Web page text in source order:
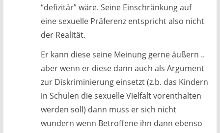
“defizitär” wäre. Seine Einschränkung auf
eine sexuelle Präferenz entspricht also nicht
der Realität.
Er kann diese seine Meinung gerne äußern ..
aber wenn er diese dann auch als Argument
zur Diskriminierung einsetzt (z.b. das Kindern
in Schulen die sexuelle Vielfalt vorenthalten
werden soll) dann muss er sich nicht
wundern wenn Betroffene ihn dann ebenso